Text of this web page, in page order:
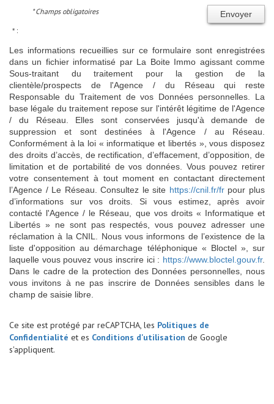
Envoyer
* Champs obligatoires
* :
Les informations recueillies sur ce formulaire sont enregistrées
dans un fichier informatisé par La Boite Immo agissant comme
Sous-traitant du traitement pour la gestion de la
clientèle/prospects de l'Agence / du Réseau qui reste
Responsable du Traitement de vos Données personnelles. La
base légale du traitement repose sur l'intérêt légitime de l'Agence
/ du Réseau. Elles sont conservées jusqu'à demande de
suppression et sont destinées à l'Agence / au Réseau.
Conformément à la loi « informatique et libertés », vous disposez
des droits d’accès, de rectification, d’effacement, d’opposition, de
limitation et de portabilité de vos données. Vous pouvez retirer
votre consentement à tout moment en contactant directement
l’Agence / Le Réseau. Consultez le site https://cnil.fr/frpour plus
d’informations sur vos droits. Si vous estimez, après avoir
contacté l'Agence / le Réseau, que vos droits « Informatique et
Libertés » ne sont pas respectés, vous pouvez adresser une
réclamation à la CNIL. Nous vous informons de l’existence de la
liste d'opposition au démarchage téléphonique « Bloctel », sur
laquelle vous pouvez vous inscrire ici : https://www.bloctel.gouv.fr.
Dans le cadre de la protection des Données personnelles, nous
vous invitons à ne pas inscrire de Données sensibles dans le
champ de saisie libre.
Ce site est protégé par reCAPTCHA, les Politiques de
Confidentialité et es Conditions d'utilisation de Google
s'appliquent.